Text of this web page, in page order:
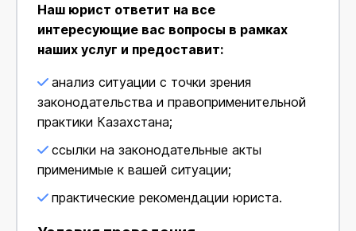
Наш юрист ответит на все
интересующие вас вопросы в рамках
наших услуг и предоставит:
анализ ситуации с точки зрения
законодательства и правоприменительной
практики Казахстана;
ссылки на законодательные акты
применимые к вашей ситуации;
практические рекомендации юриста.